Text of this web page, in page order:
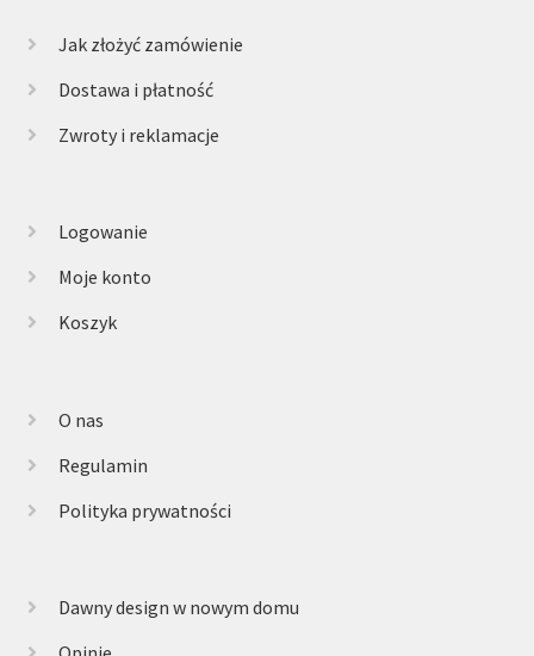
Jak złożyć zamówienie
Dostawa i płatność
Zwroty i reklamacje
Logowanie
Moje konto
Koszyk
O nas
Regulamin
Polityka prywatności
Dawny design w nowym domu